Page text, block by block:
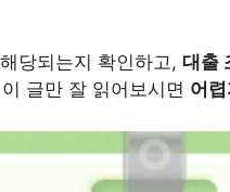
당되는지 확인하고, 대출
글만 잘 읽어보시면 어